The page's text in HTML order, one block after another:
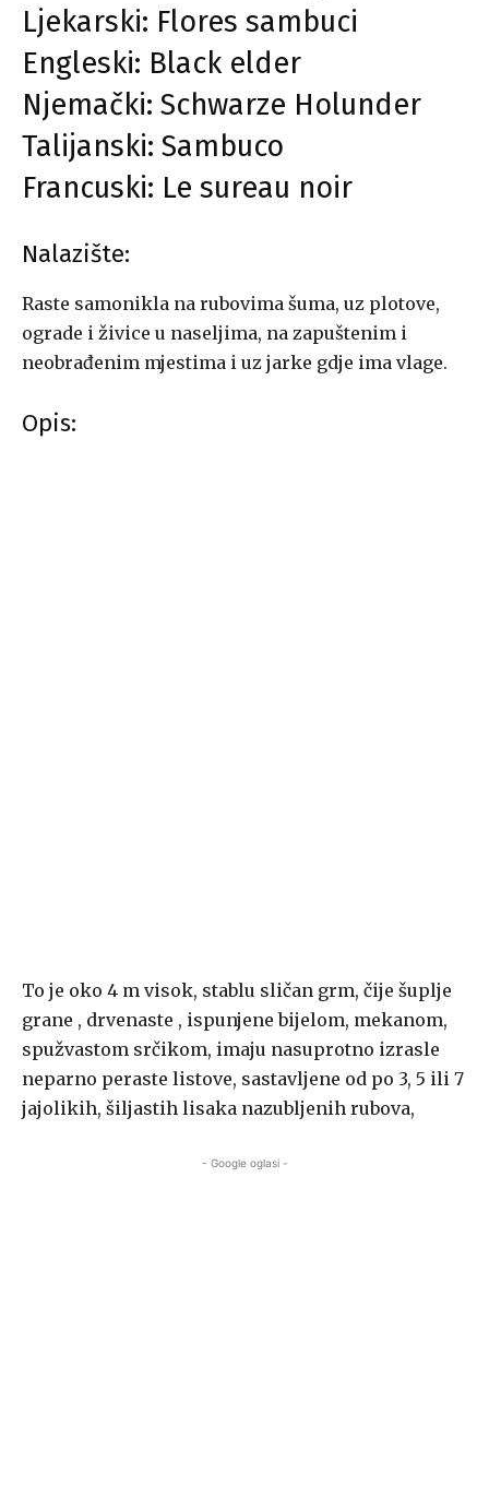
Ljekarski: Flores sambuci
Engleski: Black elder
Njemački: Schwarze Holunder
Talijanski: Sambuco
Francuski: Le sureau noir
Nalazište:
Raste samonikla na rubovima šuma, uz plotove,
ograde i živice u naseljima, na zapuštenim i
neobrađenim mjestima i uz jarke gdje ima vlage.
Opis:
To je oko 4 m visok, stablu sličan grm, čije šuplje
grane , drvenaste , ispunjene bijelom, mekanom,
spužvastom srčikom, imaju nasuprotno izrasle
neparno peraste listove, sastavljene od po 3, 5 ili 7
jajolikih, šiljastih lisaka nazubljenih rubova,
- Google oglasi -